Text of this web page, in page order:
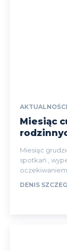
AKTUALNOŚCI
Miesiąc
Miesiąc
spotkań ,
oczekiwaniem
DENIS